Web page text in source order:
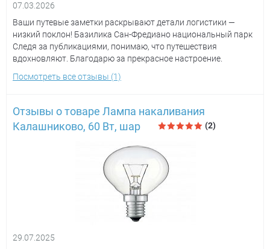
07.03.2026
Ваши путевые заметки раскрывают детали логистики —
низкий поклон! Базилика Сан-Фредиано национальный парк
Следя за публикациями, понимаю, что путешествия
вдохновляют. Благодарю за прекрасное настроение.
Посмотреть все отзывы (1)
Отзывы о товаре Лампа накаливания
Калашниково, 60 Вт, шар
(2)
29.07.2025